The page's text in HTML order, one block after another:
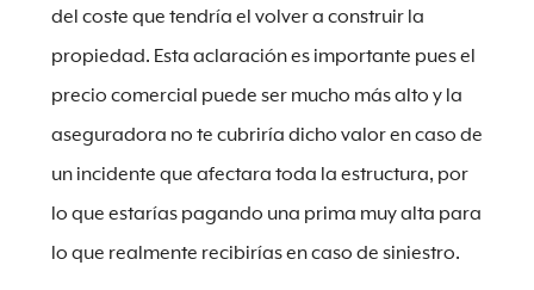
del coste que tendría el volver a construir la
propiedad. Esta aclaración es importante pues el
precio comercial puede ser mucho más alto y la
aseguradora no te cubriría dicho valor en caso de
un incidente que afectara toda la estructura, por
lo que estarías pagando una prima muy alta para
lo que realmente recibirías en caso de siniestro.